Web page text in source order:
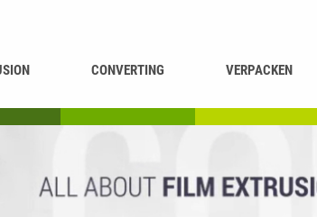
CONVERTING VERPACKEN